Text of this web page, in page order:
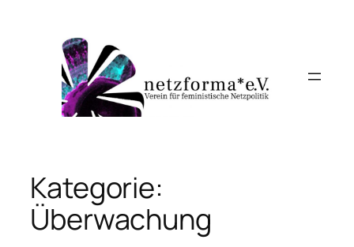
springen
Kategorie:
Überwachung